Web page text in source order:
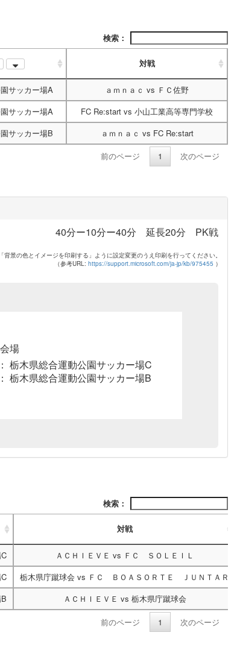
検索：
対戦
サッカー場A ａｍｎａｃ vs ＦＣ佐野
サッカー場A FC Re:start vs 小山工業高等専門学校
サッカー場B ａｍｎａｃ vs FC Re:start
前のページ 1 次のページ
40分ー10分ー40分 延長20分 PK戦
景の色とイメージを印刷する」ように設定変更のうえ印刷を行ってください。
（参考URL: https://support.microsoft.com/ja-jp/kb/975455 ）
場
栃木県総合運動公園サッカー場C
栃木県総合運動公園サッカー場B
検索：
対戦
ＡＣＨＩＥＶＥ vs ＦＣ ＳＯＬＥＩＬ
栃木県庁蹴球会 vs ＦＣ ＢＯＡＳＯＲＴＥ ＪＵＮＴＡＲ
ＡＣＨＩＥＶＥ vs 栃木県庁蹴球会
前のページ 1 次のページ